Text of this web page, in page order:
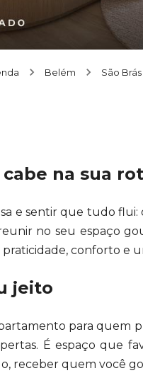
Belém São Brás
na sua
e sentir que tudo
no seu espaço
conforto e
jeito
para quem
É espaço que
receber quem você